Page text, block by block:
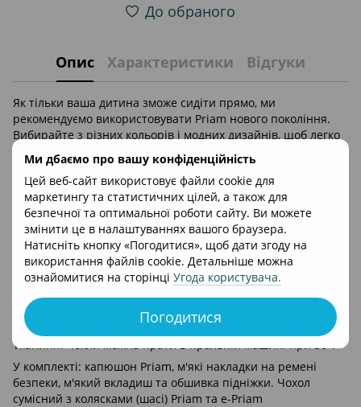
Ми дбаємо про вашу конфіденційність
Цей веб-сайт використовує файли cookie для
маркетингу та статистичних цілей, а також для
безпечної та оптимальної роботи сайту. Ви можете
змінити це в налаштуваннях вашого браузера.
Натисніть кнопку «Погодитися», щоб дати згоду на
використання файлів cookie. Детальніше можна
ознайомитися на сторінці Угода користувача.
Погодитися
До обраного
Опис Характеристики Відгуки
Як тільки ваша дитина зможе сидіти прямо, ми
рекомендуємо використовувати Priam нового покоління.
Вибирайте з різних кольорів і модних дизайнів, щоб легко
вашого індивідуального способу життя.
Раму потрібно купувати окремо, а комплекти тканин є
взаємозамінними, тому ви можете змінити стиль своєї
коляски, коли вам заманеться.
Зручна кишеня на спинці дає змогу зберігати ваші цінні
речі, а розсувний навіс від сонця UPF50+ і дихаюче
сітчасте віконце забезпечують прохолоду вашій дитині в
спекотні літні дні. Разом з м’якими ремнями з м’яким
покриттям і вставкою сидіння ваша дитина може
подорожувати з комфортом, а ви подорожуєте стильно.
Тканинні чохли можна прати в пральній машині при 30°.
У комплекті: капюшон Priam, м'які накладки на ремені
безпеки, м'який вкладиш та обшивка підніжки. Чохол
сумісний з колясками (шасі) Priam та e-Priam